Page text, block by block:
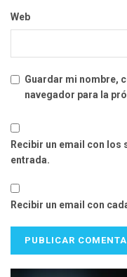
Web
Guardar mi nombre,
navegador para la
Recibir un email con
entrada.
Recibir un email con